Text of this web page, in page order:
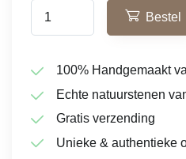
Bestel
100% Handgemaakt
Echte natuurstenen
Gratis verzending
Unieke & authentieke